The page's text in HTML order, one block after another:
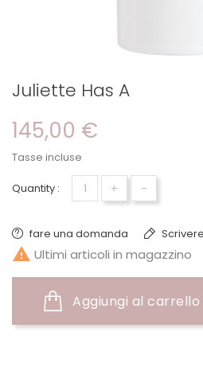
Juliette Has A
145,00 €
Tasse incluse
Quantity : + -
fare una domanda
 Ultimi articoli in magazzino
Aggiungi al carrello